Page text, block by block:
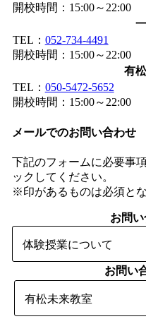
開校時間：15:00～22:00
TEL： 052-734-4491
開校時間：15:00～22:00
有
TEL： 050-5472-5652
開校時間：15:00～22:00
メールでのお問い合わせ
下記のフォームに必要事
ックしてください。
※印があるものは必須と
お問
お問い